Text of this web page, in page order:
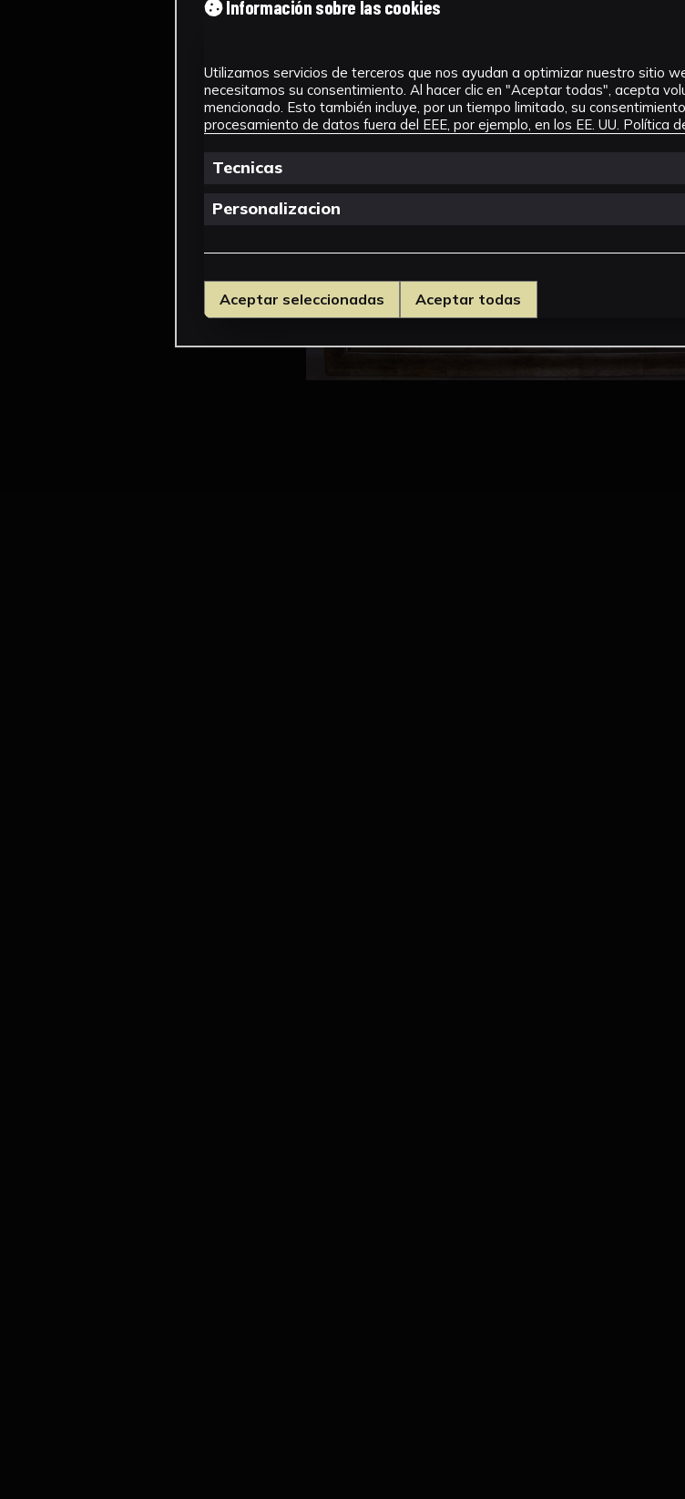
Información sobre las cookies
Utilizamos servicios de terceros que nos ayudan a optimizar nuestro sitio
necesitamos su consentimiento. Al hacer clic en "Aceptar todas", acepta
mencionado. Esto también incluye, por un tiempo limitado, su
procesamiento de datos fuera del EEE, por ejemplo, en los EE. UU. Política
Tecnicas
Personalizacion
Aceptar seleccionadas Aceptar todas